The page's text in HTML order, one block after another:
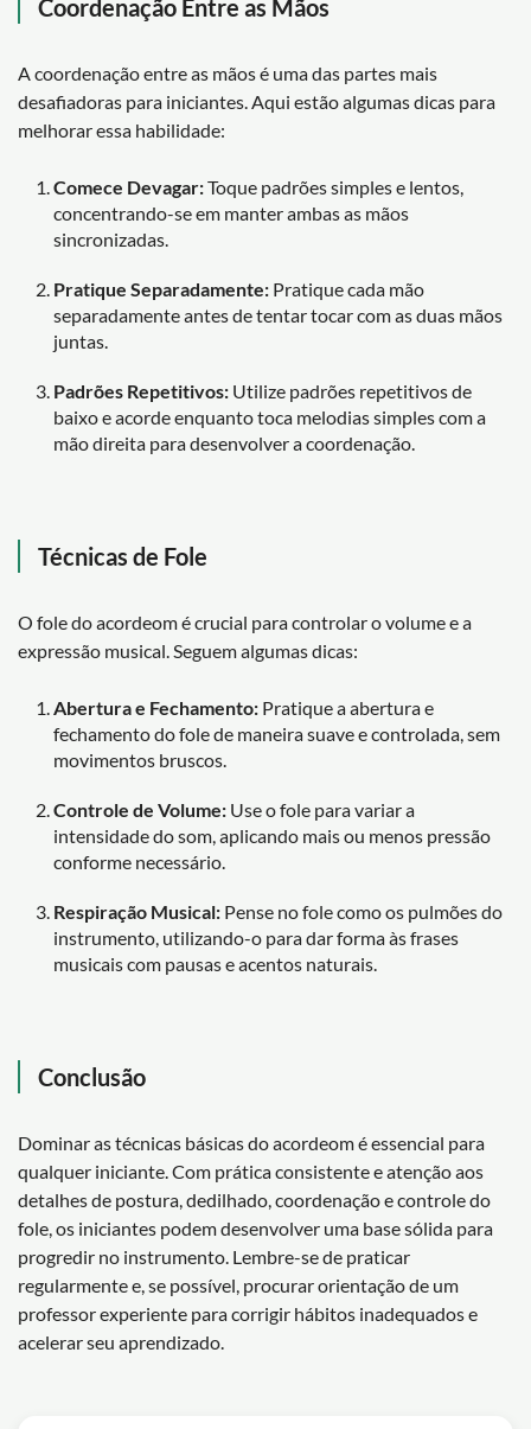
Coordenação Entre as Mãos
A coordenação entre as mãos é uma das partes mais
desafiadoras para iniciantes. Aqui estão algumas dicas para
melhorar essa habilidade:
Comece Devagar:Toque padrões simples e lentos,
concentrando-se em manter ambas as mãos
sincronizadas.
Pratique Separadamente: Pratique cada mão
separadamente antes de tentar tocar com as duas mãos
juntas.
Padrões Repetitivos: Utilize padrões repetitivos de
baixo e acorde enquanto toca melodias simples com a
mão direita para desenvolver a coordenação.
Técnicas de Fole
O fole do acordeom é crucial para controlar o volume e a
expressão musical. Seguem algumas dicas:
Abertura e Fechamento: Pratique a abertura e
fechamento do fole de maneira suave e controlada, sem
movimentos bruscos.
Controle de Volume: Use o fole para variar a
intensidade do som, aplicando mais ou menos pressão
conforme necessário.
Respiração Musical: Pense no fole como os pulmões do
instrumento, utilizando-o para dar forma às frases
musicais com pausas e acentos naturais.
Conclusão
Dominar as técnicas básicas do acordeom é essencial para
qualquer iniciante. Com prática consistente e atenção aos
detalhes de postura, dedilhado, coordenação e controle do
fole, os iniciantes podem desenvolver uma base sólida para
progredir no instrumento. Lembre-se de praticar
regularmente e, se possível, procurar orientação de um
professor experiente para corrigir hábitos inadequados e
acelerar seu aprendizado.